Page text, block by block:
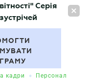
UA
Серія
кадри • Персонал